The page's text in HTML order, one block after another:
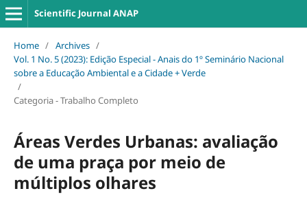
Scientific Journal ANAP
Home / Archives /
Vol. 1 No. 5 (2023): Edição Especial - Anais do 1º Seminário Nacional
sobre a Educação Ambiental e a Cidade + Verde
/
Categoria - Trabalho Completo
Áreas Verdes Urbanas: avaliação
de uma praça por meio de
múltiplos olhares